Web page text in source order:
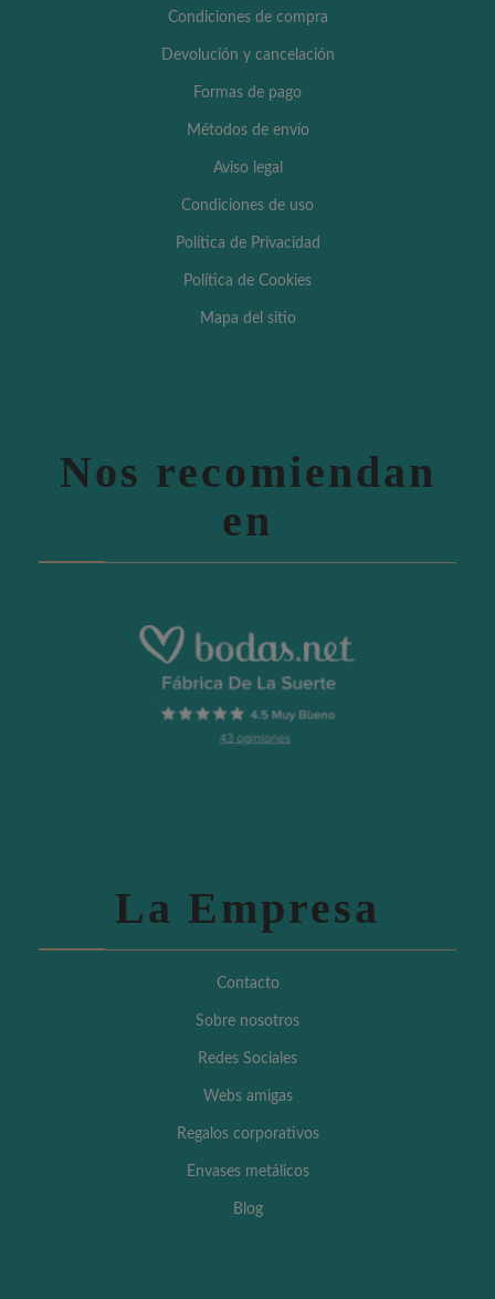
Condiciones de compra
Devolución y cancelación
Formas de pago
Métodos de envío
Aviso legal
Condiciones de uso
Política de Privacidad
Política de Cookies
Mapa del sitio
Nos recomiendan
en
La Empresa
Contacto
Sobre nosotros
Redes Sociales
Webs amigas
Regalos corporativos
Envases metálicos
Blog